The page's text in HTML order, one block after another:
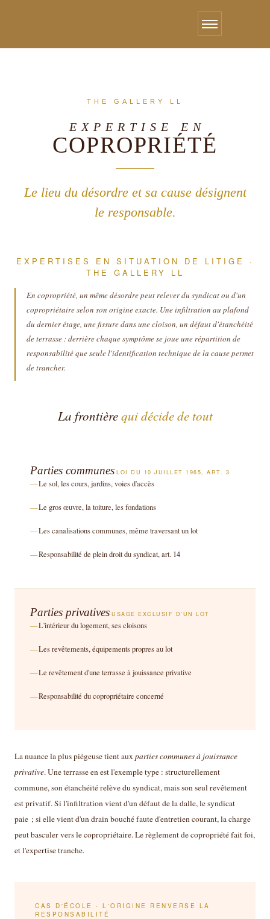
ipsum dolor sit amet, consectetur adipiscing elit. Ut elit tellus, luctus nec ullamcorper
THE GALLERY LL
EXPERTISE EN
COPROPRIÉTÉ
Le lieu du désordre et sa cause désignent
le responsable.
EXPERTISES EN SITUATION DE LITIGE ·
THE GALLERY LL
En copropriété, un même désordre peut relever du syndicat ou d'un
copropriétaire selon son origine exacte. Une infiltration au plafond
du dernier étage, une fissure dans une cloison, un défaut d'étanchéité
de terrasse : derrière chaque symptôme se joue une répartition de
responsabilité que seule l'identification technique de la cause permet
de trancher.
La frontièrequi décide de tout
Parties communes LOI DU 10 JUILLET 1965, ART. 3
Le sol, les cours, jardins, voies d'accès
Le gros œuvre, la toiture, les fondations
Les canalisations communes, même traversant un lot
Responsabilité de plein droit du syndicat, art. 14
Parties privatives USAGE EXCLUSIF D'UN LOT
L'intérieur du logement, ses cloisons
Les revêtements, équipements propres au lot
Le revêtement d'une terrasse à jouissance privative
Responsabilité du copropriétaire concerné
La nuance la plus piégeuse tient auxparties communes à jouissance
privative. Une terrasse en est l'exemple type : structurellement
commune, son étanchéité relève du syndicat, mais son seul revêtement
est privatif. Si l'infiltration vient d'un défaut de la dalle, le syndicat
paie ; si elle vient d'un drain bouché faute d'entretien courant, la charge
peut basculer vers le copropriétaire. Le règlement de copropriété fait foi,
et l'expertise tranche.
CAS D'ÉCOLE · L'ORIGINE RENVERSE LA
RESPONSABILITÉ